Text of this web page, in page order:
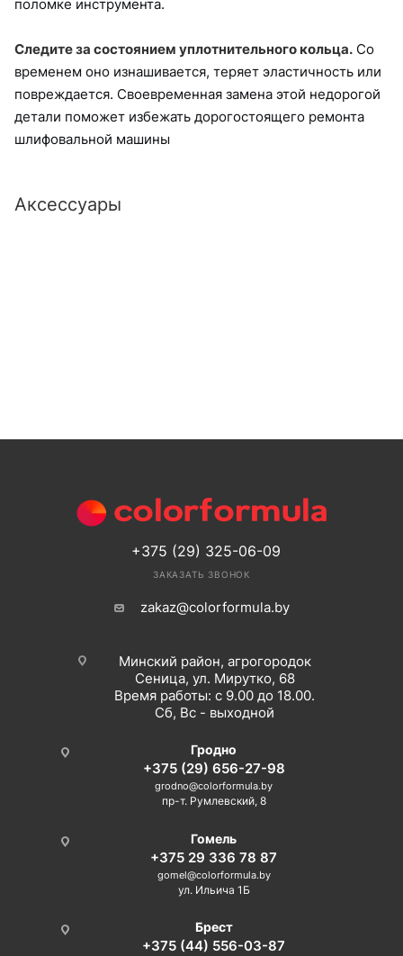
поломке инструмента.
Следите за состоянием уплотнительного кольца. Со
временем оно изнашивается, теряет эластичность или
повреждается. Своевременная замена этой недорогой
детали поможет избежать дорогостоящего ремонта
шлифовальной машины
Аксессуары
+375 (29) 325-06-09
ЗАКАЗАТЬ ЗВОНОК
zakaz@colorformula.by
Минский район, агрогородок
Сеница, ул. Мирутко, 68
Время работы: с 9.00 до 18.00.
Сб, Вс - выходной
Гродно
+375 (29) 656-27-98
grodno@colorformula.by
пр-т. Румлевский, 8
Гомель
+375 29 336 78 87
gomel@colorformula.by
ул. Ильича 1Б
Брест
+375 (44) 556-03-87